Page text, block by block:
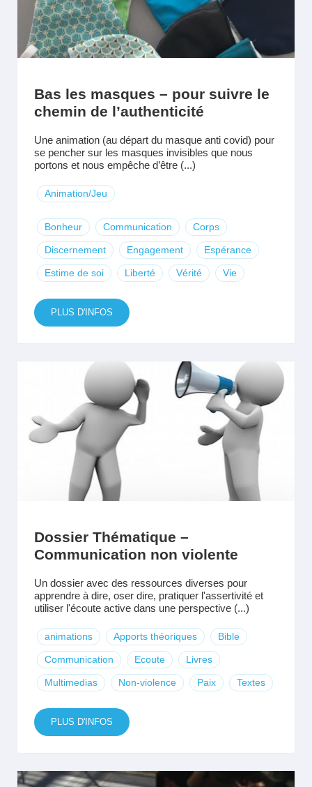
Bas les masques – pour suivre le
chemin de l’authenticité
Une animation (au départ du masque anti covid) pour
se pencher sur les masques invisibles que nous
portons et nous empêche d’être (...)
Animation/Jeu
Bonheur Communication Corps
Discernement Engagement Espérance
Estime de soi Liberté Vérité Vie
PLUS D'INFOS
Dossier Thématique –
Communication non violente
Un dossier avec des ressources diverses pour
apprendre à dire, oser dire, pratiquer l'assertivité et
utiliser l'écoute active dans une perspective (...)
animations Apports théoriques Bible
Communication Ecoute Livres
Multimedias Non-violence Paix Textes
PLUS D'INFOS